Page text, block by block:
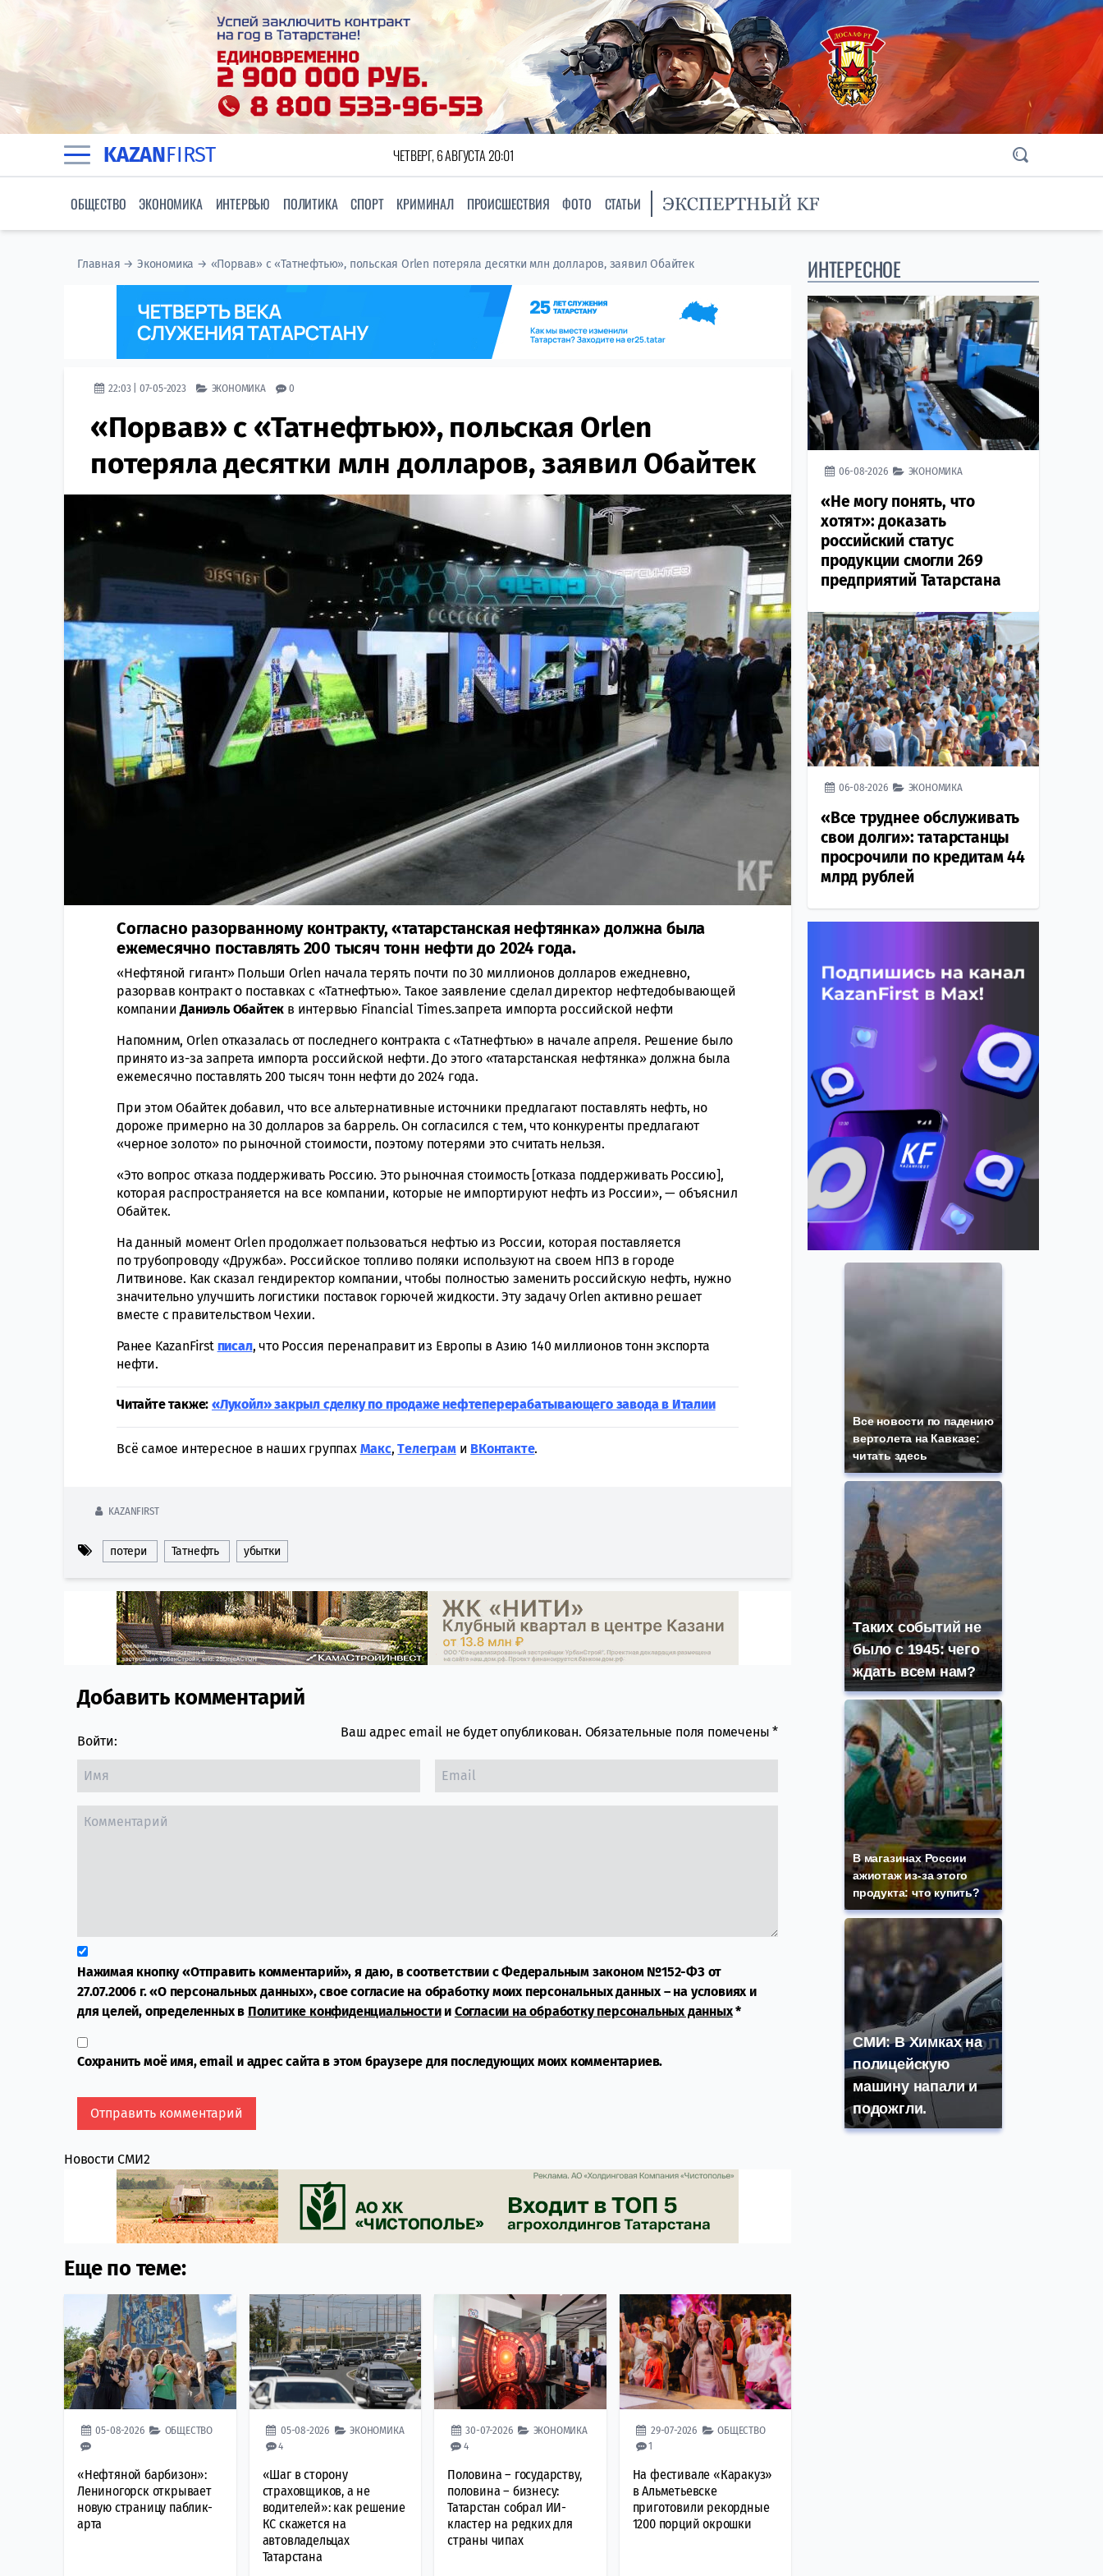
KAZANFIRST ЧЕТВЕРГ, 6 АВГУСТА 20:01
ОБЩЕСТВО ЭКОНОМИКА ИНТЕРВЬЮ ПОЛИТИКА СПОРТ КРИМИНАЛ ПРОИСШЕСТВИЯ ФОТО СТАТЬИ
Главная →Экономика → «Порвав» с «Татнефтью», польская Orlen потеряла десятки млн долларов, заявил Обайтек
22:03 | 07-05-2023 ЭКОНОМИКА 0
«Порвав» с «Татнефтью», польская Orlen
потеряла десятки млн долларов, заявил Обайтек
Согласно разорванному контракту, «татарстанская нефтянка» должна была
ежемесячно поставлять 200 тысяч тонн нефти до 2024 года.
«Нефтяной гигант» Польши Orlen начала терять почти по 30 миллионов долларов ежедневно,
разорвав контракт о поставках с «Татнефтью». Такое заявление сделал директор нефтедобывающей
компанииДаниэль Обайтек в интервью Financial Times.запрета импорта российской нефти
Напомним, Orlen отказалась от последнего контракта с «Татнефтью» в начале апреля. Решение было
принято из-за запрета импорта российской нефти. До этого «татарстанская нефтянка» должна была
ежемесячно поставлять 200 тысяч тонн нефти до 2024 года.
При этом Обайтек добавил, что все альтернативные источники предлагают поставлять нефть, но
дороже примерно на 30 долларов за баррель. Он согласился с тем, что конкуренты предлагают
«черное золото» по рыночной стоимости, поэтому потерями это считать нельзя.
«Это вопрос отказа поддерживать Россию. Это рыночная стоимость [отказа поддерживать Россию],
которая распространяется на все компании, которые не импортируют нефть из России», — объяснил
Обайтек.
На данный момент Orlen продолжает пользоваться нефтью из России, которая поставляется
по трубопроводу «Дружба». Российское топливо поляки используют на своем НПЗ в городе
Литвинове. Как сказал гендиректор компании, чтобы полностью заменить российскую нефть, нужно
значительно улучшить логистики поставок горючей жидкости. Эту задачу Orlen активно решает
вместе с правительством Чехии.
Ранее KazanFirst писал, что Россия перенаправит из Европы в Азию 140 миллионов тонн экспорта
нефти.
Читайте также: «Лукойл» закрыл сделку по продаже нефтеперерабатывающего завода в Италии
Всё самое интересное в наших группах Макс,Tелеграми ВКонтакте.
KAZANFIRST
потери Татнефть убытки
Comment section
Добавить комментарий
Войти:
Ваш адрес email не будет опубликован. Обязательные поля помечены*
Нажимая кнопку «Отправить комментарий», я даю, в соответствии с Федеральным законом №152-ФЗ от
27.07.2006 г. «О персональных данных», свое согласие на обработку моих персональных данных – на условиях и
для целей, определенных в Политике конфиденциальностии Согласии на обработку персональных данных*
Сохранить моё имя, email и адрес сайта в этом браузере для последующих моих комментариев.
Новости СМИ2
Еще по теме:
05-08-2026 ОБЩЕСТВО
«Нефтяной барбизон»:
Лениногорск открывает
новую страницу паблик-
арта
05-08-2026
ЭКОНОМИКА
4
«Шаг в сторону
страховщиков, а не
водителей»: как решение
КС скажется на
автовладельцах
Татарстана
30-07-2026
ЭКОНОМИКА
4
Половина – государству,
половина – бизнесу:
Татарстан собрал ИИ-
кластер на редких для
страны чипах
29-07-2026
ОБЩЕСТВО
1
На фестивале «Каракуз»
в Альметьевске
приготовили рекордные
1200 порций окрошки
ИНТЕРЕСНОЕ
06-08-2026 ЭКОНОМИКА
«Не могу понять, что
хотят»: доказать
российский статус
продукции смогли 269
предприятий Татарстана
06-08-2026 ЭКОНОМИКА
«Все труднее обслуживать
свои долги»: татарстанцы
просрочили по кредитам 44
млрд рублей
Все новости по падению
вертолета на Кавказе:
читать здесь
Таких событий не
было с 1945: чего
ждать всем нам?
В магазинах России
ажиотаж из-за этого
продукта: что купить?
СМИ: В Химках на
полицейскую
машину напали и
подожгли.